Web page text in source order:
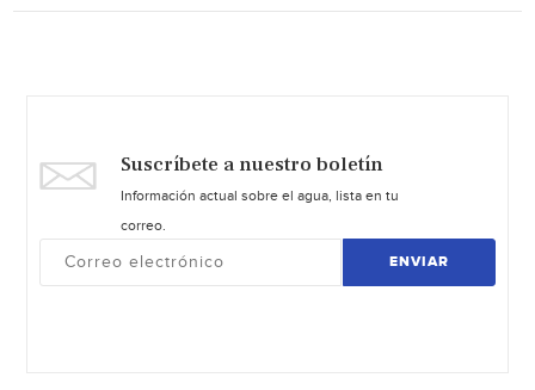
Suscríbete a nuestro boletín
Información actual sobre el agua, lista en tu
correo.
ENVIAR